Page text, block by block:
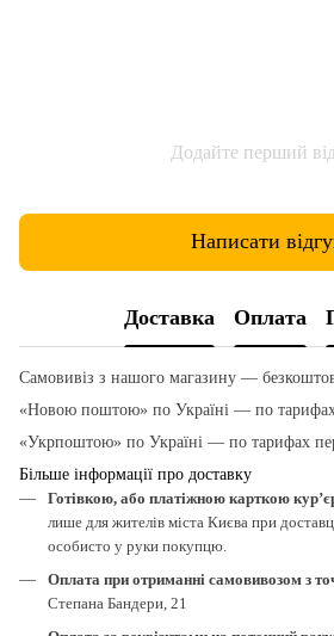
Додайте перший
Написати
Доставка Оплата
Самовивіз з нашого магазину —
«Новою поштою» по Україні — по тарифах
«Укрпоштою» по Україні — по тарифах
Більше інформації про доставку
Готівкою, або платіжною карткою
лише для жителів міста Києва при
особисто у руки покупцю.
Оплата при отриманні самовивозом з
Степана Бандери, 21